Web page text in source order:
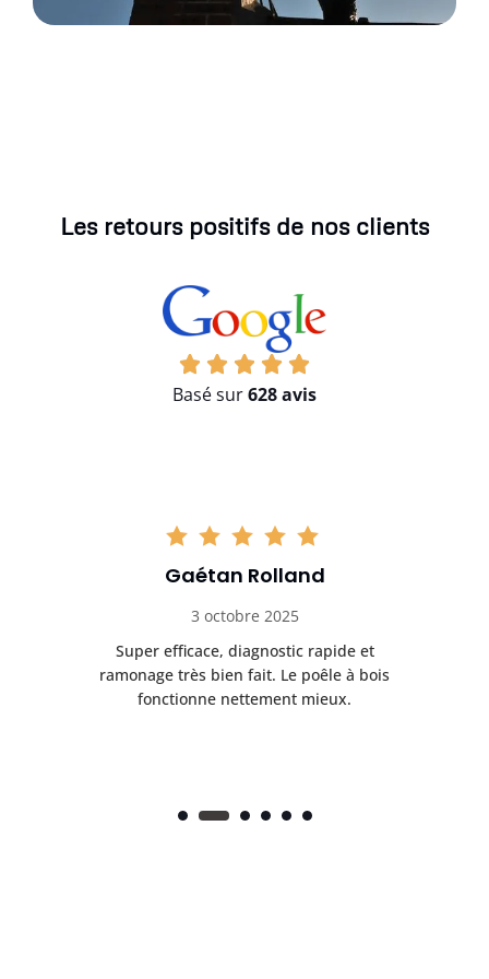
Les retours positifs de nos clients
Basé sur628 avis
Gaétan Rolland
3 octobre 2025
Super efficace, diagnostic rapide et
ramonage très bien fait. Le poêle à bois
fonctionne nettement mieux.